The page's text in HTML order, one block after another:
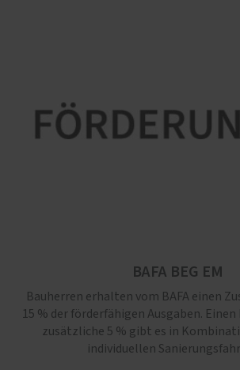
BAFA BEG EM
Bauherren erhalten vom BAFA einen
15 % der förderfähigen Ausgaben.
zusätzliche 5 % gibt es in
individuellen